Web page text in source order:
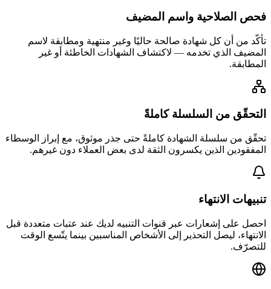
فحص الصلاحية واسم المضيف
تأكّد من أن كل شهادة صالحة حاليًا وغير منتهية ومطابقة لاسم
المضيف الذي تخدمه — لاكتشاف الشهادات الخاطئة أو غير
المطابقة.
التحقّق من السلسلة كاملةً
تحقّق من سلسلة الشهادة كاملةً حتى جذر موثوق، مع إبراز الوسطاء
المفقودين الذين يكسرون الثقة لدى بعض العملاء دون غيرهم.
تنبيهات الانتهاء
احصل على إشعارات عبر قنوات التنبيه لديك عند عتبات متعددة قبل
الانتهاء، ليصل التحذير إلى الأشخاص المناسبين بينما يتّسع الوقت
للتصرّف.